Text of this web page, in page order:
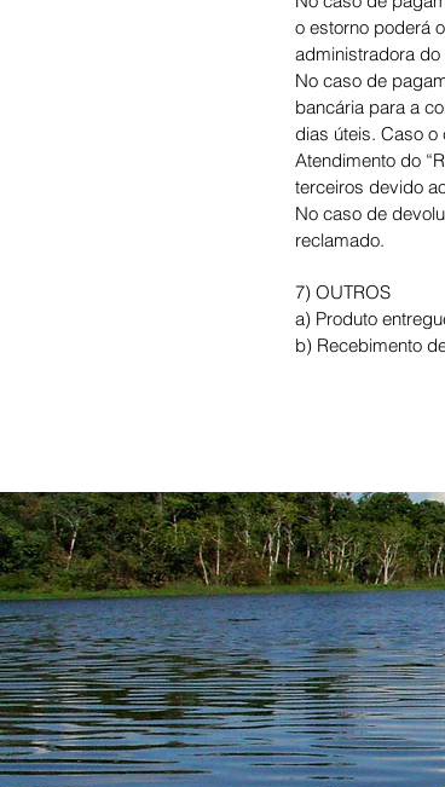
o estorno poderá
administradora do
No caso de
bancária para a
dias úteis. Caso o
Atendimento do
terceiros devido
No caso de
reclamado.
7) OUTROS
a) Produto
b) Recebimento